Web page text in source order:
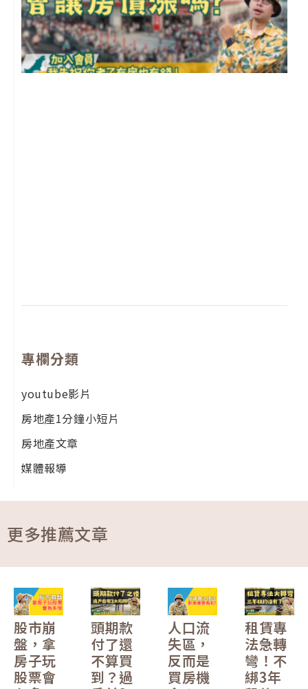
專欄分類
youtube影片
房地產1分鐘小短片
房地產文章
媒體報導
更多推薦文章
股市崩
盤，拿
房子玩
股票會
頭期款
付了還
不算買
到？過
人口流
失區，
反而是
買房機
租賃專
法急轉
彎！不
綁3年